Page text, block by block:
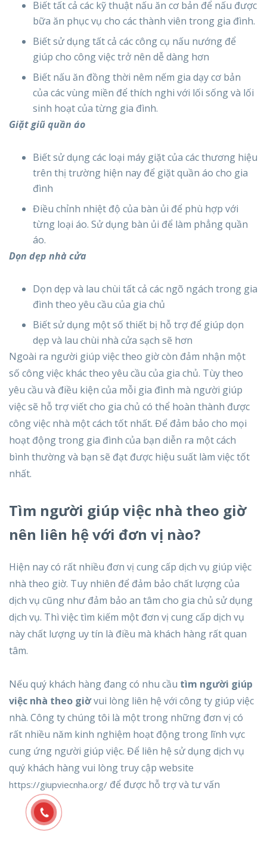
Biết tất cả các kỹ thuật nấu ăn cơ bản để nấu được
bữa ăn phục vụ cho các thành viên trong gia đình.
Biết sử dụng tất cả các công cụ nấu nướng để
giúp cho công việc trở nên dễ dàng hơn
Biết nấu ăn đồng thời nêm nếm gia dạy cơ bản
của các vùng miền để thích nghi với lối sống và lối
sinh hoạt của từng gia đình.
Giặt giũ quần áo
Biết sử dụng các loại máy giặt của các thương hiệu
trên thị trường hiện nay để giặt quần áo cho gia
đình
Điều chỉnh nhiệt độ của bàn ủi để phù hợp với
từng loại áo. Sử dụng bàn ủi để làm phẳng quần
áo.
Dọn dẹp nhà cửa
Dọn dẹp và lau chùi tất cả các ngõ ngách trong gia
đình theo yêu cầu của gia chủ
Biết sử dụng một số thiết bị hỗ trợ để giúp dọn
dẹp và lau chùi nhà cửa sạch sẽ hơn
Ngoài ra người giúp việc theo giờ còn đảm nhận một
số công việc khác theo yêu cầu của gia chủ. Tùy theo
yêu cầu và điều kiện của mỗi gia đình mà người giúp
việc sẽ hỗ trợ viết cho gia chủ có thể hoàn thành được
công việc nhà một cách tốt nhất. Để đảm bảo cho mọi
hoạt động trong gia đình của bạn diễn ra một cách
bình thường và bạn sẽ đạt được hiệu suất làm việc tốt
nhất.
Tìm người giúp việc nhà theo giờ
nên liên hệ với đơn vị nào?
Hiện nay có rất nhiều đơn vị cung cấp dịch vụ giúp việc
nhà theo giờ. Tuy nhiên để đảm bảo chất lượng của
dịch vụ cũng như đảm bảo an tâm cho gia chủ sử dụng
dịch vụ. Thì việc tìm kiếm một đơn vị cung cấp dịch vụ
này chất lượng uy tín là điều mà khách hàng rất quan
tâm.
Nếu quý khách hàng đang có nhu cầu tìm người giúp
việc nhà theo giờvui lòng liên hệ với công ty giúp việc
nhà. Công ty chúng tôi là một trong những đơn vị có
rất nhiều năm kinh nghiệm hoạt động trong lĩnh vực
cung ứng người giúp việc. Để liên hệ sử dụng dịch vụ
quý khách hàng vui lòng truy cập website
https://giupviecnha.org/ để được hỗ trợ và tư vấn